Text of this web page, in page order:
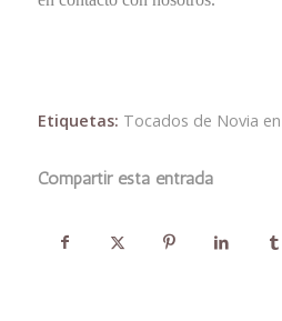
Etiquetas: Tocados de Novia
Compartir esta entrada